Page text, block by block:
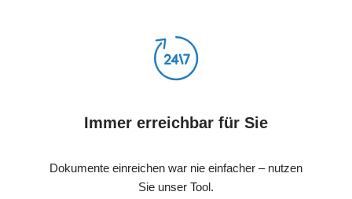
Immer erreichbar für Sie
Dokumente einreichen war nie einfacher – nutzen
Sie unser Tool.